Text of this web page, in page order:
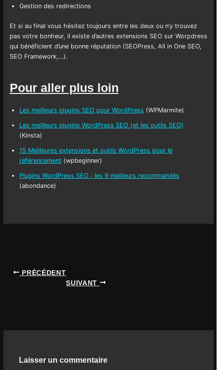
Gestion des redirections
Et si au final vous hésitez toujours entre les deux ou n’y trouvez
pas votre bonheur, il existe d’autres extensions SEO sur Worpdress
qui bénéficient d’une bonne réputation (SEOPress, All in One SEO,
SEO Framework,…).
Pour aller plus loin
Les meilleurs plugins SEO pour WordPress (WPMarmite)
Les meilleurs plugins WordPress SEO (et les outils SEO)
(Kinsta)
15 Meilleures extensions et outils WordPress pour le
référencement (wpbeginner)
Plugins WordPress SEO : les 9 meilleurs recommandés
(abondance)
PRÉCÉDENT
SUIVANT
Laisser un commentaire